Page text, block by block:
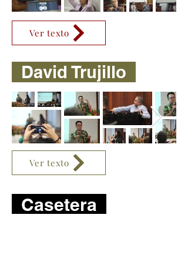
Ver texto
David Trujillo
Ver texto
Casetera